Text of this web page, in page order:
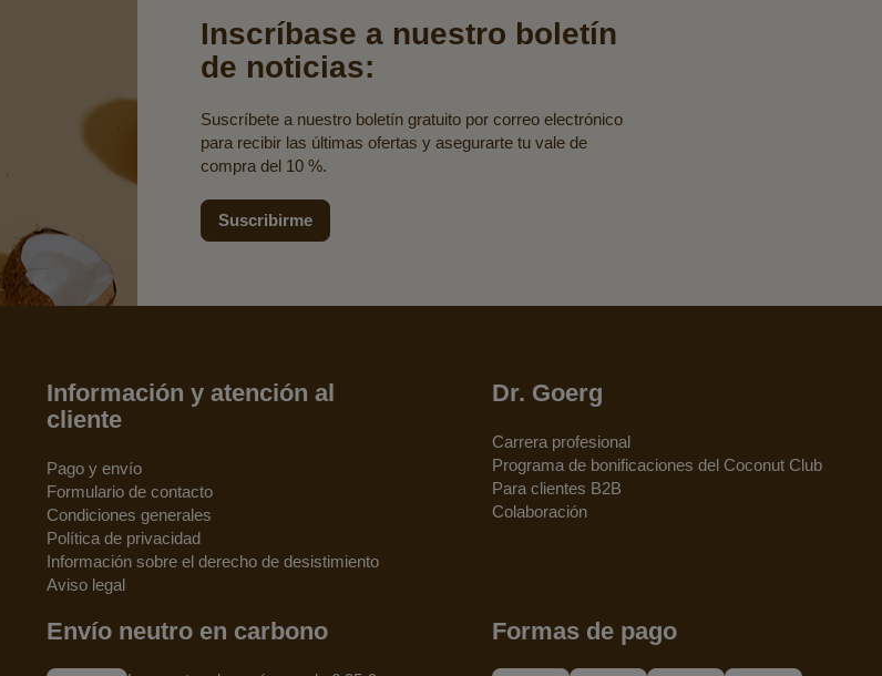
Inscríbase a nuestro boletín
de noticias:
Suscríbete a nuestro boletín gratuito por correo electrónico
para recibir las últimas ofertas y asegurarte tu vale de
compra del 10 %.
Suscribirme
Información y atención al
cliente
Pago y envío
Formulario de contacto
Condiciones generales
Política de privacidad
Información sobre el derecho de desistimiento
Aviso legal
Dr. Goerg
Carrera profesional
Programa de bonificaciones del Coconut Club
Para clientes B2B
Colaboración
Envío neutro en carbono Formas de pago